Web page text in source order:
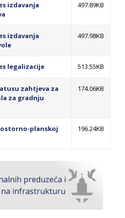
izdavanja
497.89KB
izdavanja
497.98KB
legalizacije 513.55KB
zahtjeva za
za gradnju
174.06KB
planskoj
196.24KB
preduzeća i
infrastrukturu